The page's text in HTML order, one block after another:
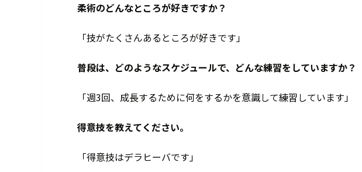
――柔術のどんなところが好きですか？
「技がたくさんあるところが好きです」
――普段は、どのようなスケジュールで、どんな練習をしていますか？
「週3回、成長するために何をするかを意識して練習しています」
――得意技を教えてください。
「得意技はデラヒーバです」